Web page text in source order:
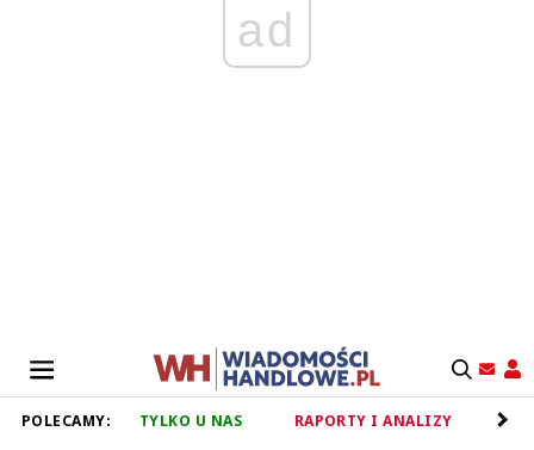
ad
POLECAMY: TYLKO U NAS RAPORTY I ANALIZY